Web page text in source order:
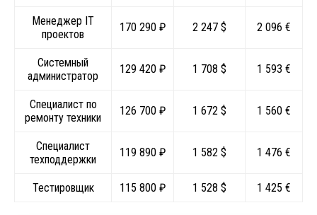
Менеджер IT
проектов
170 290 ₽ 2 247 $ 2 096 €
Системный
администратор
129 420 ₽ 1 708 $ 1 593 €
Специалист по
ремонту техники
126 700 ₽ 1 672 $ 1 560 €
Специалист
техподдержки
119 890 ₽ 1 582 $ 1 476 €
Тестировщик 115 800 ₽ 1 528 $ 1 425 €